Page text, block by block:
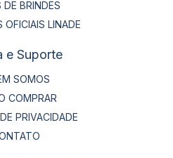
DE BRINDES
OFICIAIS LINADE
e Suporte
SOMOS
COMPRAR
PRIVACIDADE